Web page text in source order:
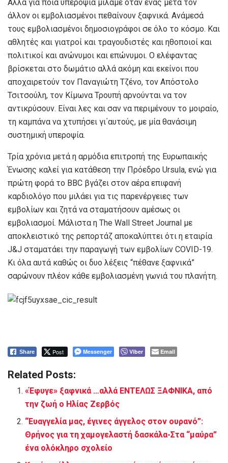
Αλλά για ποια υπεροψία μιλάμε όταν ένας μετά τον
άλλον οι εμβολιασμένοι πεθαίνουν ξαφνικά. Ανάμεσά
τους εμβολιασμένοι δημοσιογράφοι σε όλο το κόσμο. Και
αθλητές και γιατροί και τραγουδιστές και ηθοποιοί και
πολιτικοί και ανώνυμοι και επώνυμοι. Ο ελέφαντας
βρίσκεται στο δωμάτιο αλλά ακόμη και εκείνοι που
αποχαιρετούν τον Παναγιώτη Τζένο, τον Απόστολο
Τσιτσούλη, τον Κίμωνα Τρουπή αρνούνται να τον
αντικρύσουν. Είναι λες και σαν να περιμένουν το μοιραίο,
τη καμπάνα να χτυπήσει γι΄αυτούς, με μία θανάσιμη
συστημική υπεροψία.
Τρία χρόνια μετά η αρμόδια επιτροπή της Ευρωπαικής
Ένωσης καλεί για κατάθεση την Πρόεδρο Ursula, ενώ για
πρώτη φορά το ΒΒC βγάζει στον αέρα επιφανή
καρδιολόγο που μιλάει για τις παρενέργειες των
εμβολίων και ζητά να σταματήσουν αμέσως οι
εμβολιασμοί. Μάλιστα η The Wall Street Journal με
αποκλειστικό της ρεπορτάζ αποκαλύπτει ότι η εταιρία
J&J σταματάει την παραγωγή των εμβολίων COVID-19.
Κι όλα αυτά καθώς οι δυο λέξεις “πέθανε ξαφνικά”
σαρώνουν πλέον κάθε εμβολιασμένη γωνιά του πλανήτη.
Share Post Messenger Viber Email
Related Posts:
«Έφυγε» ξαφνικά …αλλά ΕΝΤΕΛΩΣ ΞΑΦΝΙΚΑ, από
την ζωή ο Ηλίας Ζερβός
“Ευαγγελία μας, έγινες άγγελος στον ουρανό”:
Θρήνος για τη χαμογελαστή δασκάλα-Στα “μαύρα”
ένα ολόκληρο σχολείο